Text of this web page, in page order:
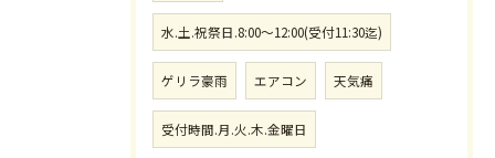
水.土.祝祭日.8:00〜12:00(受付11:30迄)
ゲリラ豪雨 エアコン 天気痛
受付時間.月.火.木.金曜日